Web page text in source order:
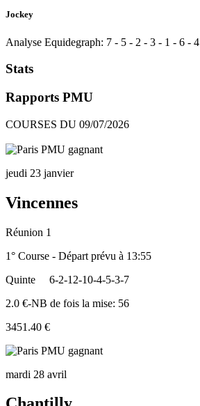
Jockey
Analyse Equidegraph: 7 - 5 - 2 - 3 - 1 - 6 - 4
Stats
Rapports PMU
COURSES DU 09/07/2026
jeudi 23 janvier
Vincennes
Réunion 1
1° Course - Départ prévu à 13:55
Quinte
6-2-12-10-4-5-3-7
2.0 €-NB de fois la mise: 56
3451.40 €
mardi 28 avril